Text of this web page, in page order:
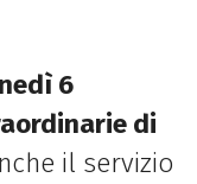
6
di
il servizio